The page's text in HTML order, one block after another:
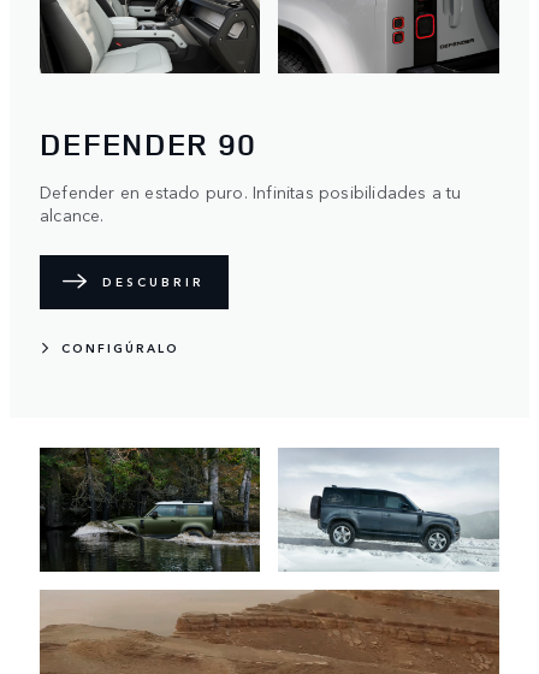
DEFENDER 90
Defender en estado puro. Infinitas posibilidades a tu
alcance.
DESCUBRIR
CONFIGÚRALO